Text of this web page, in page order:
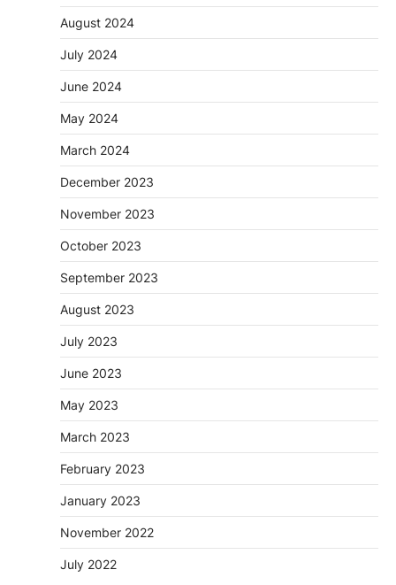
August 2024
July 2024
June 2024
May 2024
March 2024
December 2023
November 2023
October 2023
September 2023
August 2023
July 2023
June 2023
May 2023
March 2023
February 2023
January 2023
November 2022
July 2022